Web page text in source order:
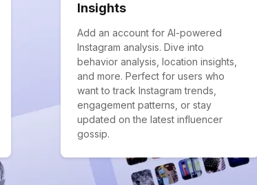
Insights
Add an account for AI-powered
Instagram analysis. Dive into
behavior analysis, location insights,
and more. Perfect for users who
want to track Instagram trends,
engagement patterns, or stay
updated on the latest influencer
gossip.